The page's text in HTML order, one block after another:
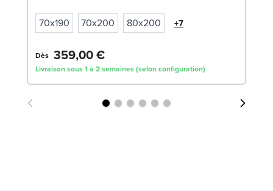
70x190 70x200 80x200 +7
Dès 359,00 €
Livraison sous 1 à 2 semaines (selon configuration)